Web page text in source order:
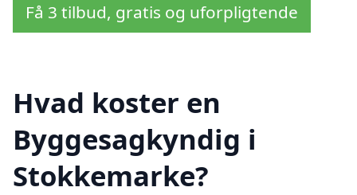
Få 3 tilbud, gratis og uforpligtende
Hvad koster en
Byggesagkyndig i
Stokkemarke?